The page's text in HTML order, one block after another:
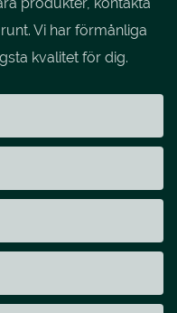
Vi har förmånliga
kvalitet för dig.